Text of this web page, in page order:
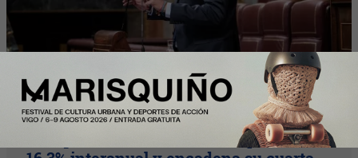
Nota Principal
El alquiler en Cataluña se desploma un